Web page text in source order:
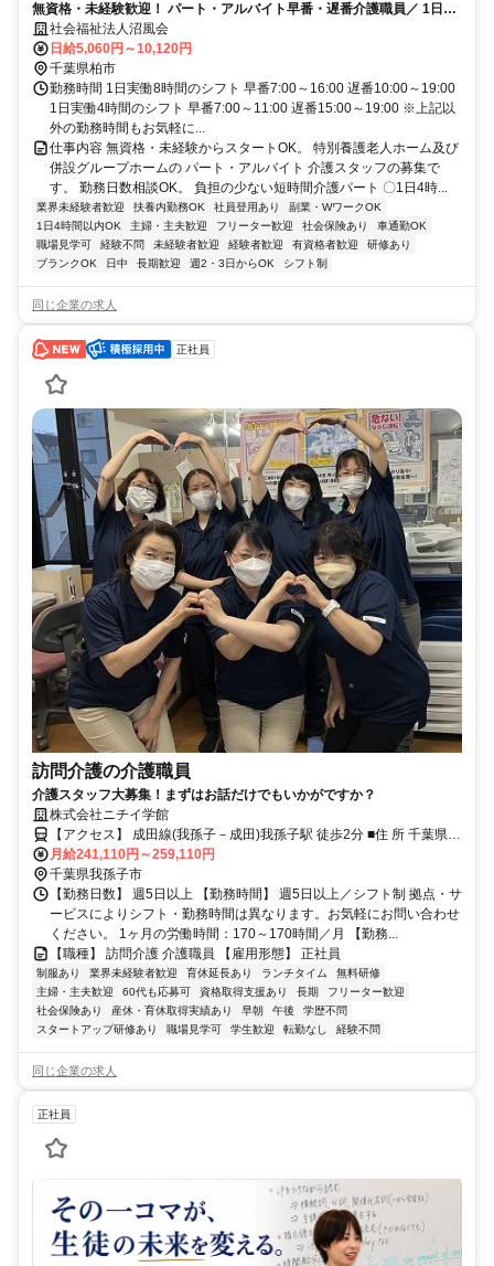
無資格・未経験歓迎！ パート・アルバイト早番・遅番介護職員／ 1日4
時間or8時間働き方相談OK
社会福祉法人沼風会
日給5,060円～10,120円
千葉県柏市
勤務時間 1日実働8時間のシフト 早番7:00～16:00 遅番10:00～19:00
1日実働4時間のシフト 早番7:00～11:00 遅番15:00～19:00 ※上記以
外の勤務時間もお気軽に...
仕事内容 無資格・未経験からスタートOK。 特別養護老人ホーム及び
併設グループホームの パート・アルバイト 介護スタッフの募集で
す。 勤務日数相談OK。 負担の少ない短時間介護パート 〇1日4時...
業界未経験者歓迎 扶養内勤務OK 社員登用あり
副業・WワークOK
1日4時間以内OK
主婦・主夫歓迎 フリーター歓迎 社会保険あり
車通勤OK
職場見学可
経験不問 未経験者歓迎 経験者歓迎 有資格者歓迎
研修あり
ブランクOK
日中 長期歓迎 週2・3日からOK シフト制
同じ企業の求人
正社員
訪問介護の介護職員
介護スタッフ大募集！まずはお話だけでもいかがですか？
株式会社ニチイ学館
【アクセス】 成田線(我孫子－成田)我孫子駅 徒歩2分 ■住 所 千葉県
我孫子市 本町2-6-1町田ﾋﾞﾙ3F ■アクセス 成田線(我孫子－成田)我孫子
駅 徒歩2分
月給241,110円～259,110円
千葉県我孫子市
【勤務日数】 週5日以上 【勤務時間】 週5日以上／シフト制 拠点・サ
ービスによりシフト・勤務時間は異なります。お気軽にお問い合わせ
ください。 1ヶ月の労働時間：170～170時間／月 【勤務...
【職種】 訪問介護 介護職員 【雇用形態】 正社員
制服あり 業界未経験者歓迎 育休延長あり ランチタイム
無料研修
主婦・主夫歓迎
60代も応募可 資格取得支援あり 長期
フリーター歓迎
社会保険あり
産休・育休取得実績あり 早朝 午後
学歴不問
スタートアップ研修あり
職場見学可 学生歓迎 転勤なし 経験不問
同じ企業の求人
正社員